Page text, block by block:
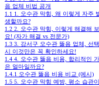
음 업체 비법 공개
1.1 1. 오수관 막힘, 왜 이렇게 자주
생할까요?
1.2 2. 오수관 막힘, 이렇게 해결해
요! (자가 해결 vs 전문가)
1.3 3. 강서구 오수관 뚫음 업체, 선택
시 이것만은 꼭 확인하세요!
1.4 4. 오수관 뚫음 비용, 합리적인
은 얼마일까요?
1.4.1 오수관 뚫음 비용 비교 (예시)
1.5 5. 오수관 막힘 예방, 평소 습관이